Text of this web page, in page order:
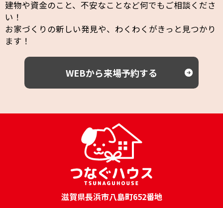
建物や資金のこと、不安なことなど何でもご相談くださ
い！
お家づくりの新しい発見や、わくわくがきっと見つかり
ます！
WEBから来場予約する
滋賀県長浜市八島町652番地